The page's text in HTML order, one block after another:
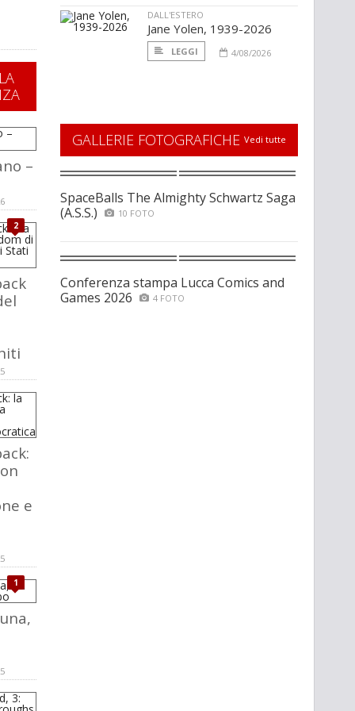
–
2
e
1
DALL'ESTERO
Jane Yolen, 1939-2026
LEGGI 4/08/2026
GALLERIE FOTOGRAFICHE Vedi tutte
SpaceBalls The Almighty Schwartz Saga
(A.S.S.)
10 FOTO
Conferenza stampa Lucca Comics and
Games 2026
4 FOTO